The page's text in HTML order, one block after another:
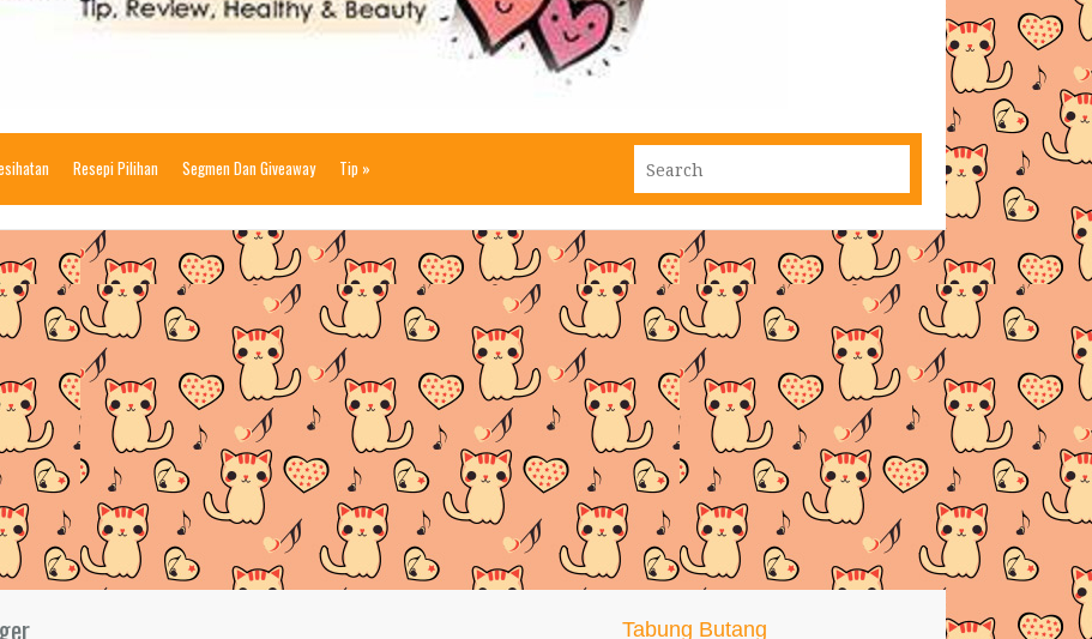
Resepi Pilihan Segmen Dan Giveaway Tip »
Tabung Butang